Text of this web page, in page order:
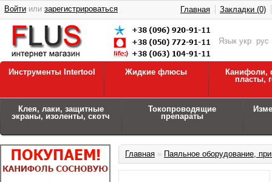
Язык укр рус
Войти или зарегистрироваться Главная Закладки (0)
Инструменты Intertool Жидкие флюсы
Канифоли,
пласты,
Клея, лаки, защитные
экраны, изоленты, скотч
Токопроводящие
препараты
Главная » Паяльное оборудование,